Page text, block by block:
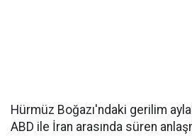
Hürmüz Boğazı'ndaki gerilim
ABD ile İran arasında süren